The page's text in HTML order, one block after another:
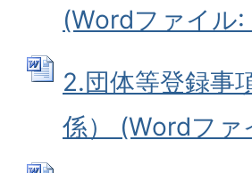
(Wordファイル:
2.団体等登録事
係） (Wordファ